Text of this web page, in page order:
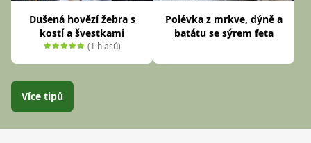
Dušená hovězí žebra s
kostí a švestkami
(1 hlasů)
Polévka z mrkve, dýně a
batátu se sýrem feta
Více tipů